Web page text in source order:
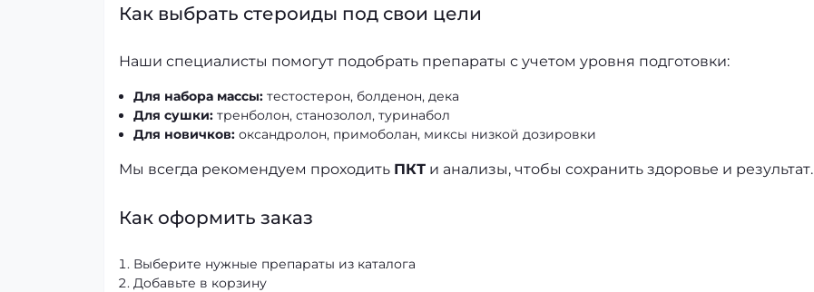
Как выбрать стероиды под свои цели
Наши специалисты помогут подобрать препараты с учетом уровня подготовки:
Для набора массы: тестостерон, болденон, дека
Для сушки: тренболон, станозолол, туринабол
Для новичков: оксандролон, примоболан, миксы низкой дозировки
Мы всегда рекомендуем проходить ПКТ и анализы, чтобы сохранить здоровье и результат.
Как оформить заказ
Выберите нужные препараты из каталога
Добавьте в корзину